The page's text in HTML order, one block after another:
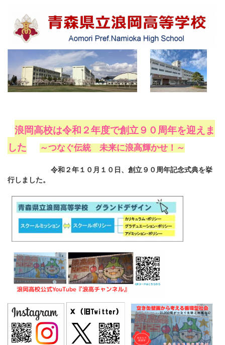
浪岡高校は令和２年度で創立９０周年を迎えま
した
～つなぐ伝統 未来に浪高輝かせ！～
令和２年１０月１０日、創立９０周年記念式典を挙
行しました。